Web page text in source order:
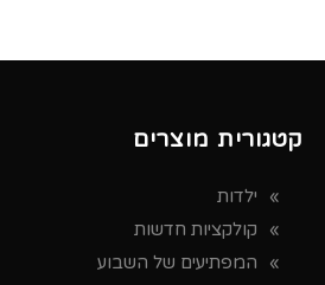
קטגורית מוצרים
ילדות
קולקציות חדשות
המפתיעים של השבוע